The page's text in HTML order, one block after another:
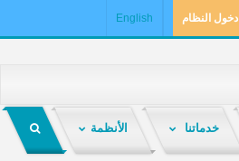
دخول النظام English
خدماتنا الأنظمة